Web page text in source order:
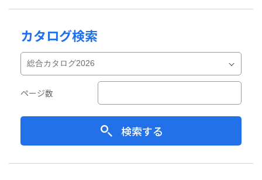
カタログ検索
ページ数
検索する